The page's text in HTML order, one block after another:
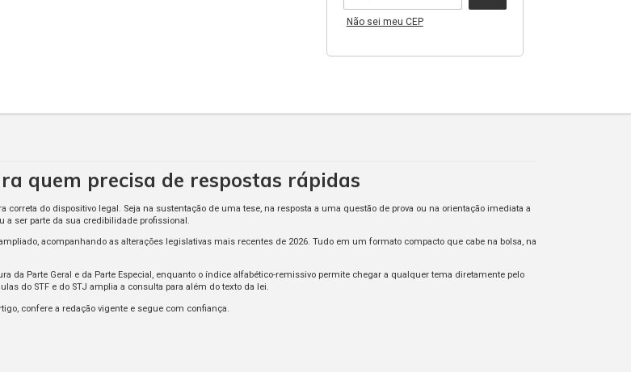
Não sei meu CEP
quem precisa de respostas rápidas
do dispositivo legal. Seja na sustentação de uma tese, na resposta a uma questão de prova ou na orientação imediata a
a ser parte da sua credibilidade profissional.
acompanhando as alterações legislativas mais recentes de 2026. Tudo em um formato compacto que cabe na bolsa, na
da Parte Geral e da Parte Especial, enquanto o índice alfabético-remissivo permite chegar a qualquer tema diretamente pelo
do STF e do STJ amplia a consulta para além do texto da lei.
confere a redação vigente e segue com confiança.